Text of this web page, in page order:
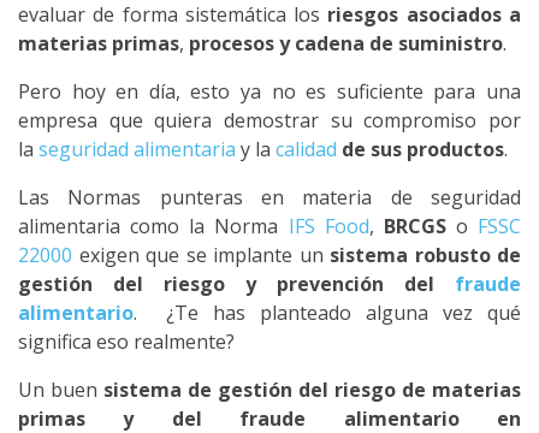
evaluar de forma sistemática los riesgos asociados a
materias primas, procesos y cadena de suministro.
Pero hoy en día, esto ya no es suficiente para una
empresa que quiera demostrar su compromiso por
la seguridad alimentaria y la calidad de sus productos.
Las Normas punteras en materia de seguridad
alimentaria como la Norma IFS Food, BRCGSo FSSC
22000 exigen que se implante un sistema robusto de
gestión del riesgo y prevención del fraude
alimentario. ¿Te has planteado alguna vez qué
significa eso realmente?
Un buen sistema de gestión del riesgo de materias
primas y del fraude alimentario en